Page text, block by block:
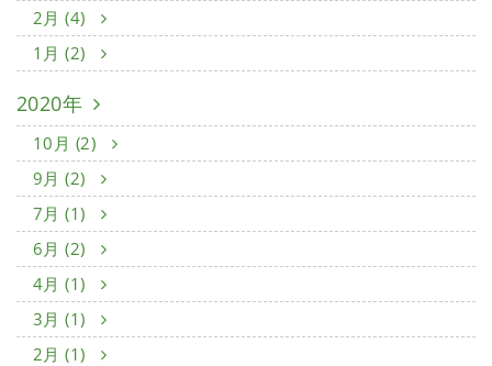
2月 (4)
1月 (2)
2020年
10月 (2)
9月 (2)
7月 (1)
6月 (2)
4月 (1)
3月 (1)
2月 (1)